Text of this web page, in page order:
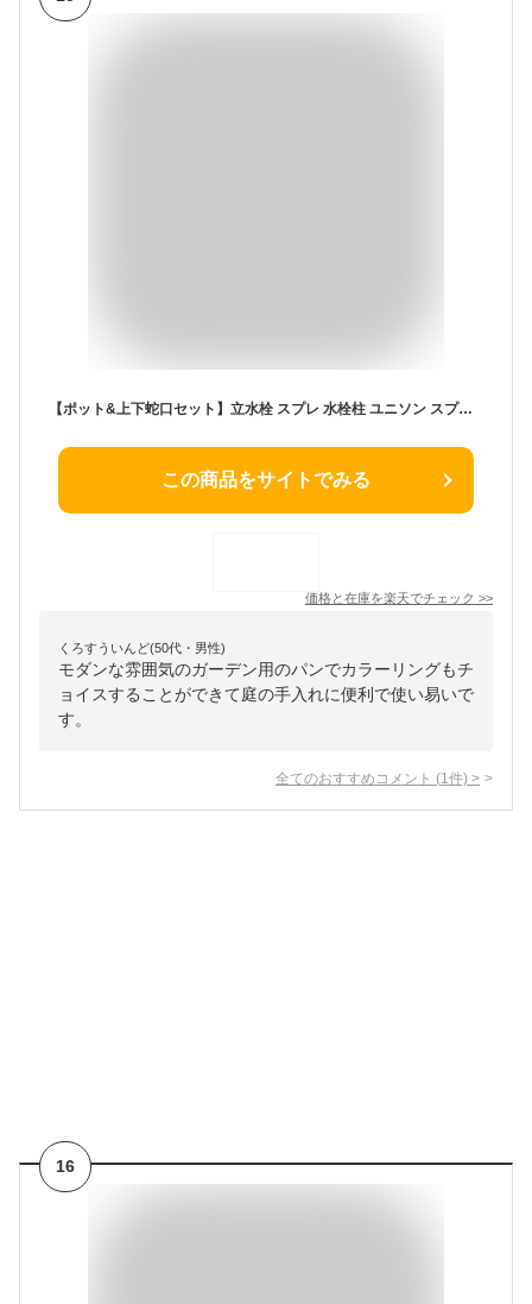
【ポット&上下蛇口セット】立水栓 スプレ 水栓柱 ユニソン スプレスタンド60ソリッド ＋ セレスポット 蛇口2個付き 4カラー UNISON Spre 補助蛇口 ホース 陶芸ポット ガーデンパン 水受け 新色 【ユニソン正規代理店】
この商品をサイトでみる
価格と在庫を楽天でチェック >>
くろすういんど(50代・男性)
モダンな雰囲気のガーデン用のパンでカラーリングもチ
ョイスすることができて庭の手入れに便利で使い易いで
す。
全てのおすすめコメント (1 件) >
16